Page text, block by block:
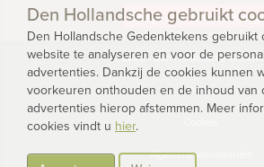
Bekijk alle
© 2026 - Den Hollandsche
Privacy
Algemene voorwaarden
Den Hollandsche gebruikt
Den Hollandsche Gedenktekens gebruikt
website te analyseren en voor de
advertenties. Dankzij de cookies kunnen
voorkeuren onthouden en de inhoud van
advertenties hierop afstemmen. Meer
cookies vindt u hier.